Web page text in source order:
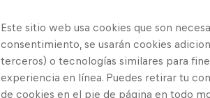
Este sitio web usa cookies que son
consentimiento, se usarán cookies
terceros) o tecnologías similares para
experiencia en línea. Puedes retirar tu
de cookies en el pie de página en todo